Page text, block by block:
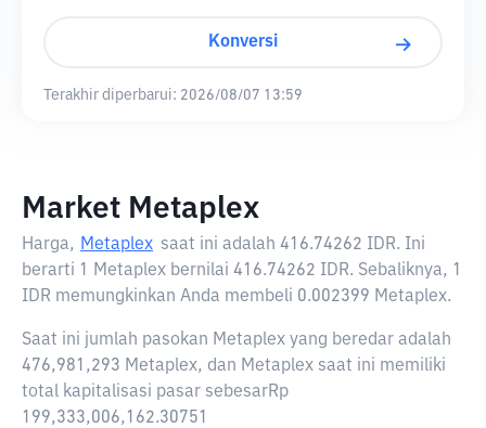
Konversi
Terakhir diperbarui: 2026/08/07 13:59
Market Metaplex
Harga, Metaplex saat ini adalah 416.74262 IDR. Ini
berarti 1 Metaplex bernilai 416.74262 IDR. Sebaliknya, 1
IDR memungkinkan Anda membeli 0.002399 Metaplex.
Saat ini jumlah pasokan Metaplex yang beredar adalah
476,981,293 Metaplex, dan Metaplex saat ini memiliki
total kapitalisasi pasar sebesarRp
199,333,006,162.30751